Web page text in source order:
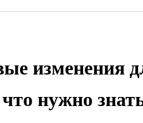
изменения
нужно